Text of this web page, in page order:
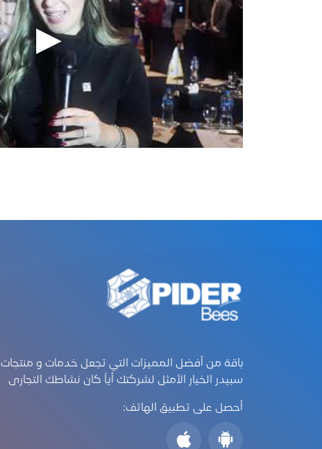
باقة من أفضل المميزات التي تجعل خدمات و منتجات
سبيدر الخيار الأمثل لشركتك أياً كان نشاطك التجارى
أحصل على تطبيق الهاتف: